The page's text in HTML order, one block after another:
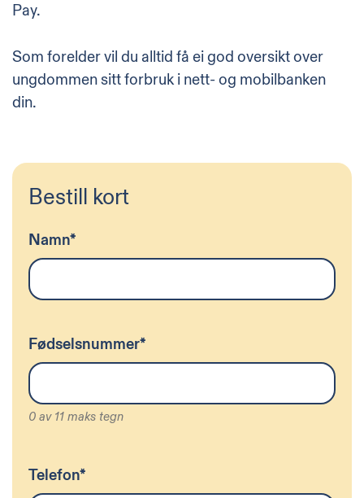
Pay.
Som forelder vil du alltid få ei god oversikt over
ungdommen sitt forbruk i nett- og mobilbanken
din.
Bestill kort
Namn*
Fødselsnummer*
0 av 11 maks tegn
Telefon*